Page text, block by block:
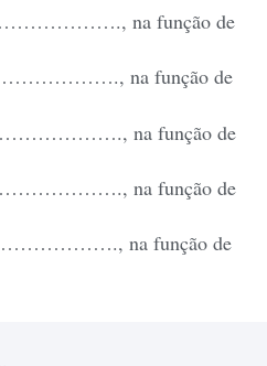
…………………., na função de
…………………., na função de
…………………., na função de
…………………., na função de
…………………., na função de